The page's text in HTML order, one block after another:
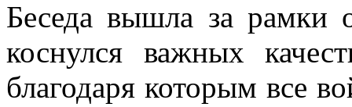
Беседа вышла за рамки
коснулся важных
благодаря которым все